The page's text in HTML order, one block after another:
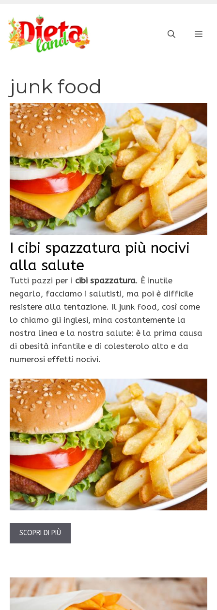
contenuto
junk food
I cibi spazzatura più nocivi
alla salute
Tutti pazzi per i cibi spazzatura. È inutile
negarlo, facciamo i salutisti, ma poi è difficile
resistere alla tentazione. Il junk food, così come
lo chiamo gli inglesi, mina costantemente la
nostra linea e la nostra salute: è la prima causa
di obesità infantile e di colesterolo alto e da
numerosi effetti nocivi.
SCOPRI DI PIÙ